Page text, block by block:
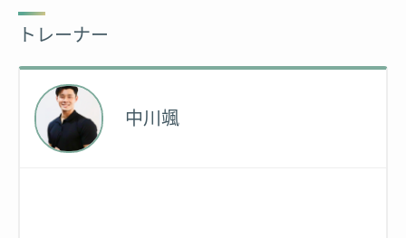
トレーナー
中川颯